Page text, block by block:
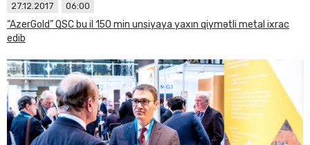
27.12.2017 06:00
“AzerGold” QSC bu il 150 min unsiyaya yaxın qiymətli metal ixrac
edib